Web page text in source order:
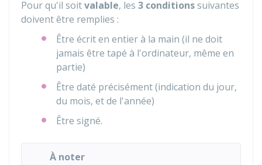
Pour qu'il soitvalable, les 3 conditionssuivantes
doivent être remplies :
Être écrit en entier à la main (il ne doit
jamais être tapé à l'ordinateur, même en
partie)
Être daté précisément (indication du jour,
du mois, et de l'année)
Être signé.
À noter